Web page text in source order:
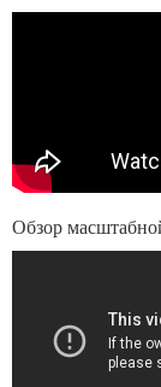
Обзор